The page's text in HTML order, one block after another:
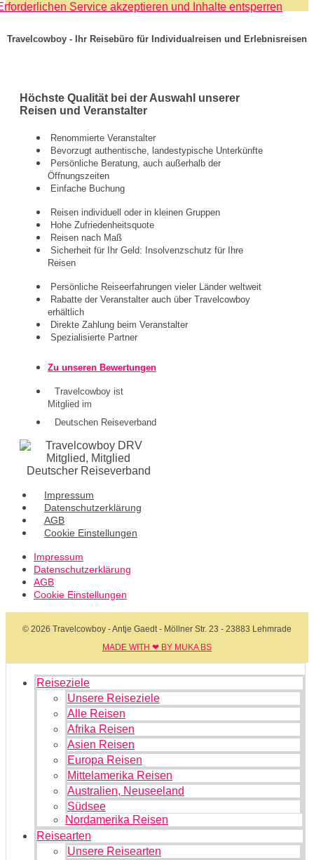
Service akzeptieren und Inhalte entsperren
Travelcowboy - Ihr Reisebüro für Individualreisen und Erlebnisreisen
Höchste Qualität bei der Auswahl unserer
Reisen und Veranstalter
Renommierte Veranstalter
Bevorzugt authentische, landestypische Unterkünfte
Persönliche Beratung, auch außerhalb der
Öffnungszeiten
Einfache Buchung
Reisen individuell oder in kleinen Gruppen
Hohe Zufriedenheitsquote
Reisen nach Maß
Sicherheit für Ihr Geld: Insolvenzschutz für Ihre
Reisen
Persönliche Reiseerfahrungen vieler Länder weltweit
Rabatte der Veranstalter auch über Travelcowboy
erhältlich
Direkte Zahlung beim Veranstalter
Spezialisierte Partner
Zu unseren Bewertungen
Travelcowboy ist
Mitglied im
Deutschen Reiseverband
Impressum
Datenschutzerklärung
AGB
Cookie Einstellungen
Impressum
Datenschutzerklärung
AGB
Cookie Einstellungen
© 2026 Travelcowboy - Antje Gaedt - Möllner Str. 23 - 23883 Lehmrade
MADE WITH ❤ BY MUKA BS​
Reiseziele
Unsere Reiseziele
Alle Reisen
Afrika Reisen
Asien Reisen
Europa Reisen
Mittelamerika Reisen
Australien, Neuseeland
Südsee
Nordamerika Reisen
Reisearten
Unsere Reisearten